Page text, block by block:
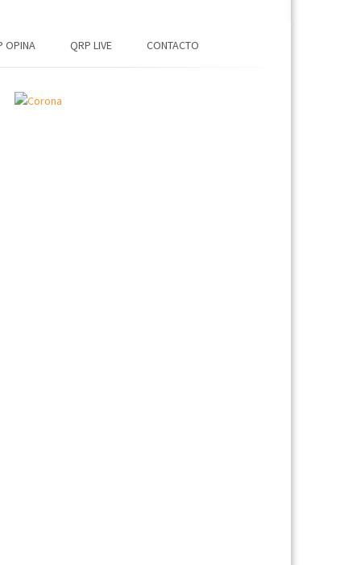
OPINA QRP LIVE CONTACTO